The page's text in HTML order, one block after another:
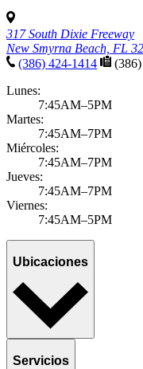
Growth & development
Adolescent mental
Published November 11,
by Ravinder Khaira, MD,
Adolescent mental health
pandemic, with more
Learn more